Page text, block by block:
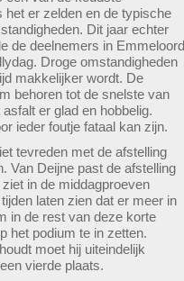
er zelden en de typische
Dit jaar echter
de deelnemers in Emmeloord
Droge omstandigheden
makkelijker wordt. De
behoren tot de snelste van
er glad en hobbelig.
ieder foutje fataal kan zijn.
tevreden met de afstelling
Van Deijne past de afstelling
in de middagproeven
laten zien dat er meer in
in de rest van deze korte
het podium te in zetten.
moet hij uiteindelijk
vierde plaats.